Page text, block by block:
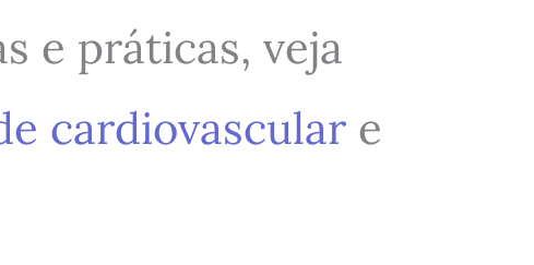
e práticas, veja
cardiovascular e